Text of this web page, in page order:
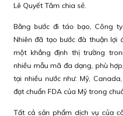
Lê Quyết Tâm chia sẻ.
Bằng bước đi táo bạo, Công
Nhiên đã tạo bước đà thuận lợi
một khẳng định thị trường
nhiều mẫu mã đa dạng, phù
tại nhiều nước như: Mỹ,
đạt chuẩn FDA của Mỹ trong
Tất cả sản phẩm dịch vụ của